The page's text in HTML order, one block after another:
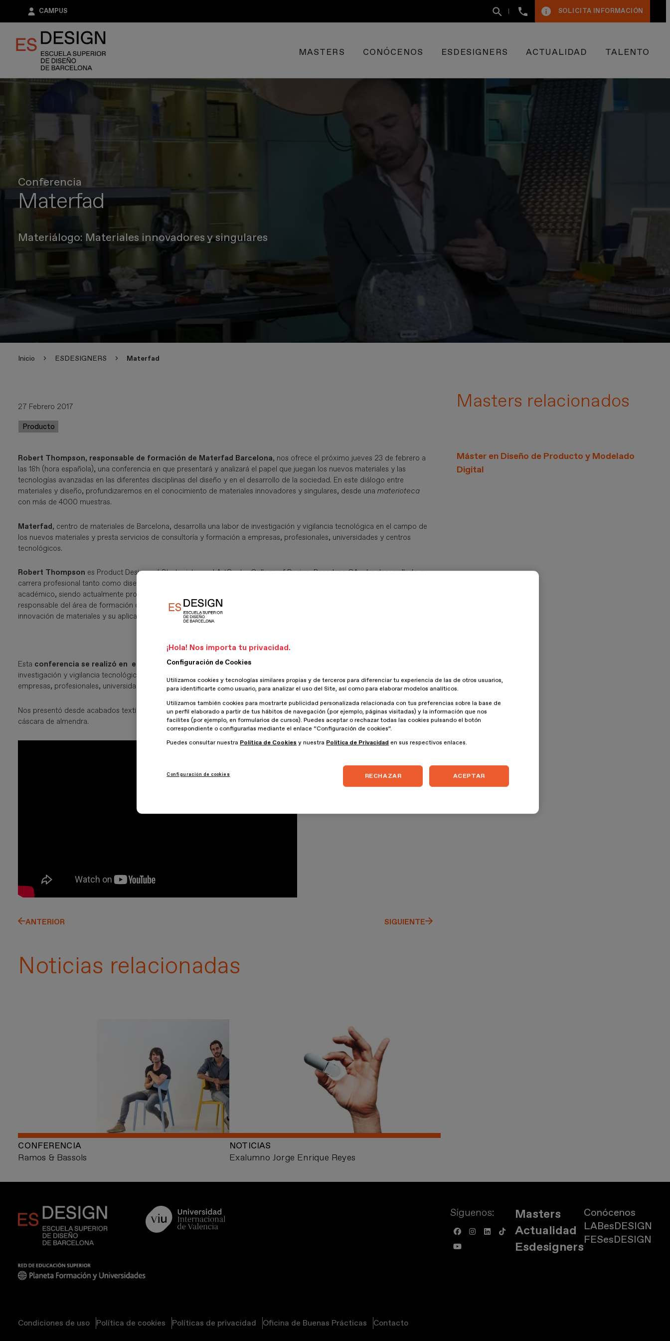
principal
CAMPUS +34
93
SOLICITA INFORMACIÓN
MASTERS CONÓCENOS ESDESIGNERS ACTUALIDAD TALENTO
Conferencia
Materfad
Materiálogo: Materiales innovadores y singulares
Inicio ESDESIGNERS Materfad
27 Febrero 2017
Producto
Robert Thompson, responsable de formación de Materfad Barcelona, nos ofrece el próximo jueves 23 de febrero a
las 18h (hora española), una conferencia en que presentará y analizará el papel que juegan los nuevos materiales y las
tecnologías avanzadas en las diferentes disciplinas del diseño y en el desarrollo de la sociedad. En este diálogo entre
materiales y diseño, profundizaremos en el conocimiento de materiales innovadores y singulares, desde unamaterioteca
con más de 4000 muestras.
Materfad, centro de materiales de Barcelona, desarrolla una labor de investigación y vigilancia tecnológica en el campo de
los nuevos materiales y presta servicios de consultoría y formación a empresas, profesionales, universidades y centros
tecnológicos.
Robert Thompson es Product Designer / Strategist por el ArtCenter College of Design, Pasadena CA y ha desarrollado su
carrera profesional tanto como diseñador, para empresas como Cassina, Bedol o Tribogenic, como en el mundo
académico, siendo actualmente profesor asociado en ELISAVA Escuela Universitaria de Diseño e Ingeniería de Barcelona y
responsable del área de formación de Materfad Barcelona. En Materfad Robert presenta los avances de vanguardia en la
innovación de materiales y su aplicación en el diseño y la industria.
Esta conferencia se realizó en el centro de materiales de Barcelona
investigación y vigilancia tecnológica en el campo de los nuevos materiales y presta servicios de consultoría y formación a
empresas, profesionales, universidades y centros tecnológicos. Estamateriotecacomprende más 4000 muestras.
Nos presentó desde acabados textil que repelan los mosquitos hasta alfombras de fibra de bambú o compuesto de
cáscara de almendra.
ANTERIOR SIGUIENTE
Masters relacionados
Máster en Diseño de Producto y Modelado
Digital
Noticias relacionadas
Ramos & Bassols
CONFERENCIA
Exalumno Jorge Enrique Reyes
NOTICIAS
Síguenos:
Masters
Actualidad
Esdesigners
Conócenos
LABesDESIGN
FESesDESIGN
Condiciones de uso Política de cookies Políticas de privacidad Oficina de Buenas Prácticas Contacto
¡Hola! Nos importa tu privacidad.
Configuración de Cookies
Utilizamos cookies y tecnologías similares propias y de terceros para diferenciar tu experiencia de las de otros usuarios,
para identificarte como usuario, para analizar el uso del Site, así como para elaborar modelos analíticos.
Utilizamos también cookies para mostrarte publicidad personalizada relacionada con tus preferencias sobre la base de
un perfil elaborado a partir de tus hábitos de navegación (por ejemplo, páginas visitadas) y la información que nos
facilites (por ejemplo, en formularios de cursos). Puedes aceptar o rechazar todas las cookies pulsando el botón
correspondiente o configurarlas mediante el enlace “Configuración de cookies”.
Puedes consultar nuestra Política de Cookies y nuestra Política de Privacidad en sus respectivos enlaces.
Configuración de cookies RECHAZAR ACEPTAR